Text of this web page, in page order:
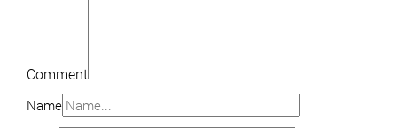
Comment
Name